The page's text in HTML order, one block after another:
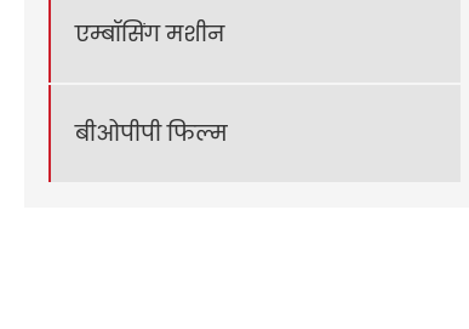
एम्बॉसिंग मशीन
बीओपीपी फिल्म